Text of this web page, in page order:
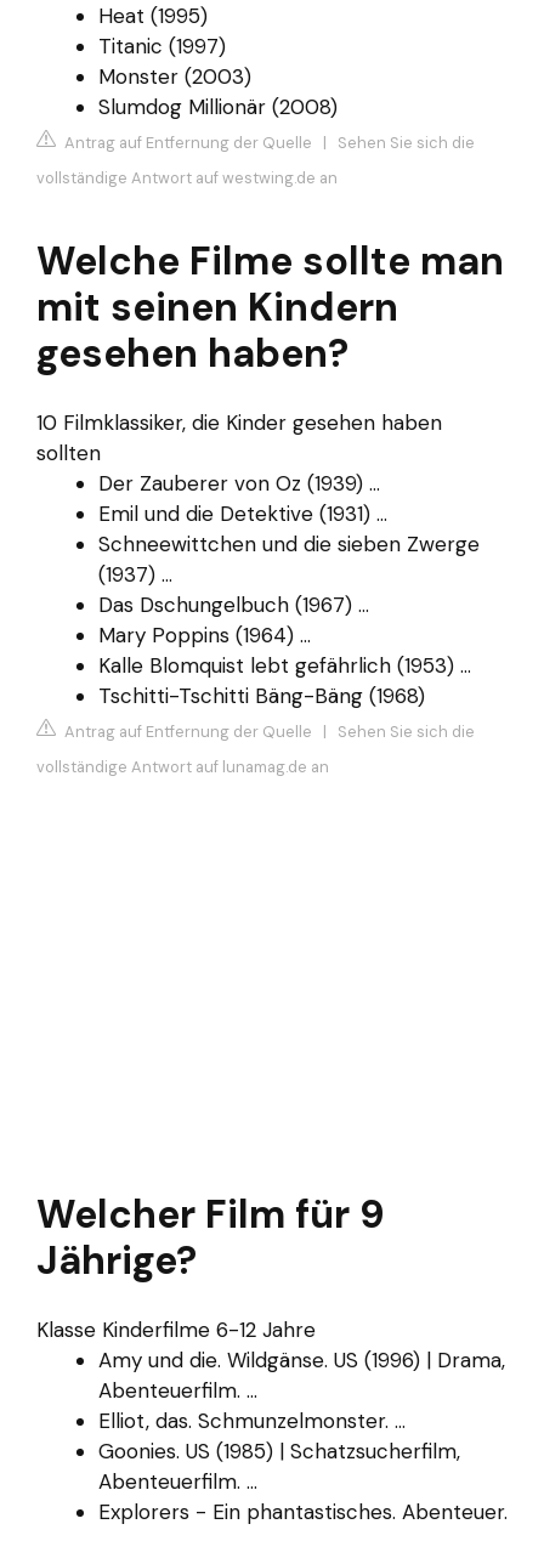
Heat (1995)
Titanic (1997)
Monster (2003)
Slumdog Millionär (2008)
Antrag auf Entfernung der Quelle | Sehen Sie sich die
vollständige Antwort auf westwing.de an
Welche Filme sollte man
mit seinen Kindern
gesehen haben?
10 Filmklassiker, die Kinder gesehen haben
sollten
Der Zauberer von Oz (1939) ...
Emil und die Detektive (1931) ...
Schneewittchen und die sieben Zwerge
(1937) ...
Das Dschungelbuch (1967) ...
Mary Poppins (1964) ...
Kalle Blomquist lebt gefährlich (1953) ...
Tschitti-Tschitti Bäng-Bäng (1968)
Antrag auf Entfernung der Quelle | Sehen Sie sich die
vollständige Antwort auf lunamag.de an
Welcher Film für 9
Jährige?
Klasse Kinderfilme 6-12 Jahre
Amy und die. Wildgänse. US (1996) | Drama,
Abenteuerfilm. ...
Elliot, das. Schmunzelmonster. ...
Goonies. US (1985) | Schatzsucherfilm,
Abenteuerfilm. ...
Explorers - Ein phantastisches. Abenteuer.